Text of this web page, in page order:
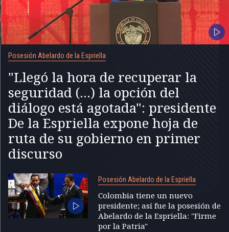
Posesión Abelardo de la Espriella
"Llegó la hora de recuperar la
seguridad (...) la opción del
diálogo está agotada": presidente
De la Espriella expone hoja de
ruta de su gobierno en primer
discurso
Posesión Abelardo de la Espriella
Colombia tiene un nuevo
presidente; así fue la posesión de
Abelardo de la Espriella: "Firme
por la Patria"